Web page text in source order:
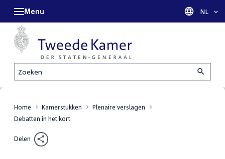
Zoeken
Menu Taal
NL
Home Kamerstukken
Plenaire verslagen
Debatten in het kort
Delen